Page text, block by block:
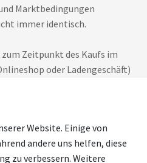
Marktbedingungen
immer identisch.
Zeitpunkt des Kaufs im
oder Ladengeschäft)
Website. Einige von
andere uns helfen, diese
zu verbessern. Weitere